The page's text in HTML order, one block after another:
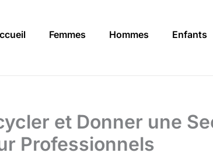
Femmes Hommes Enfants
et Donner une
Professionnels